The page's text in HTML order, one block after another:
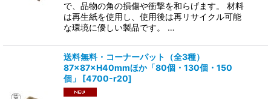
で、品物の角の損傷や衝撃を和らげます。 材料
は再生紙を使用し、使用後は再リサイクル可能
な環境に優しい製品です。 …
送料無料・コーナーパット（全3種）
87×87×H40mmほか「80個・130個・150
個」
[4700-r20]